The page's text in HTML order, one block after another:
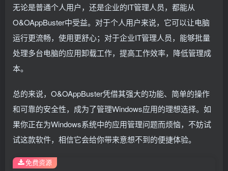
无论是普通个人用户，还是企业的IT管理人员，都能从
O&OAppBuster中受益。对于个人用户来说，它可以让电脑
运行更流畅，使用更舒心；对于企业IT管理人员，能够批量
处理多台电脑的应用卸载工作，提高工作效率，降低管理成
本。
总的来说，O&OAppBuster凭借其强大的功能、简单的操作
和可靠的安全性，成为了管理Windows应用的理想选择。如
果你正在为Windows系统中的应用管理问题而烦恼，不妨试
试这款软件，相信它会给你带来意想不到的便捷体验。
免费资源